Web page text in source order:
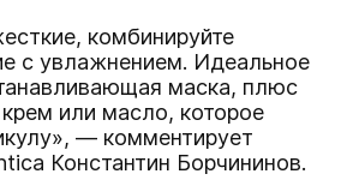
комбинируйте
с увлажнением. Идеальное
маска, плюс
или масло, которое
— комментирует
Константин Борчининов.